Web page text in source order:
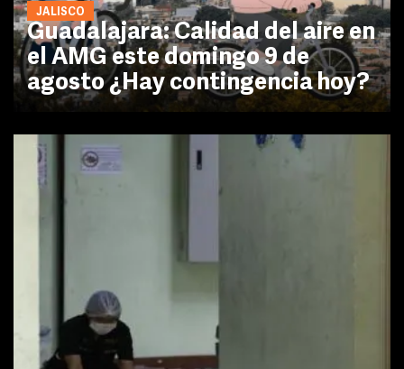
JALISCO
Guadalajara: Calidad del aire en
el AMG este domingo 9 de
agosto ¿Hay contingencia hoy?